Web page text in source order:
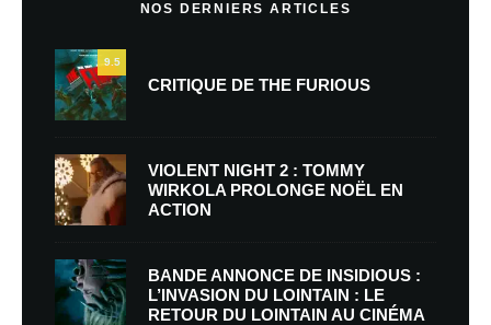
NOS DERNIERS ARTICLES
9.5
CRITIQUE DE THE FURIOUS
VIOLENT NIGHT 2 : TOMMY
WIRKOLA PROLONGE NOËL EN
ACTION
BANDE ANNONCE DE INSIDIOUS :
L’INVASION DU LOINTAIN : LE
RETOUR DU LOINTAIN AU CINÉMA